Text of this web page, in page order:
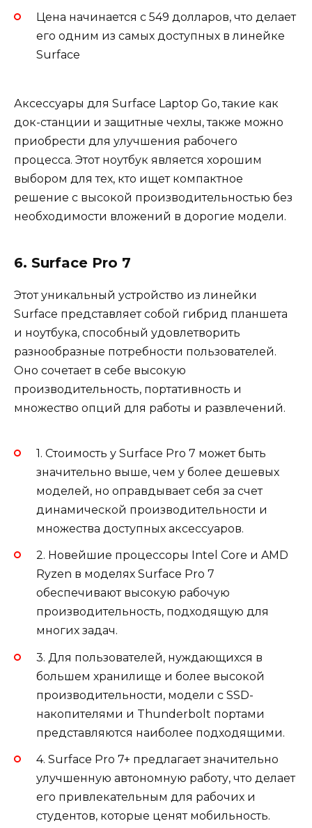
Цена начинается с 549 долларов, что делает
его одним из самых доступных в линейке
Surface
Аксессуары для Surface Laptop Go, такие как
док-станции и защитные чехлы, также можно
приобрести для улучшения рабочего
процесса. Этот ноутбук является хорошим
выбором для тех, кто ищет компактное
решение с высокой производительностью без
необходимости вложений в дорогие модели.
6. Surface Pro 7
Этот уникальный устройство из линейки
Surface представляет собой гибрид планшета
и ноутбука, способный удовлетворить
разнообразные потребности пользователей.
Оно сочетает в себе высокую
производительность, портативность и
множество опций для работы и развлечений.
1. Стоимость у Surface Pro 7 может быть
значительно выше, чем у более дешевых
моделей, но оправдывает себя за счет
динамической производительности и
множества доступных аксессуаров.
2. Новейшие процессоры Intel Core и AMD
Ryzen в моделях Surface Pro 7
обеспечивают высокую рабочую
производительность, подходящую для
многих задач.
3. Для пользователей, нуждающихся в
большем хранилище и более высокой
производительности, модели с SSD-
накопителями и Thunderbolt портами
представляются наиболее подходящими.
4. Surface Pro 7+ предлагает значительно
улучшенную автономную работу, что делает
его привлекательным для рабочих и
студентов, которые ценят мобильность.